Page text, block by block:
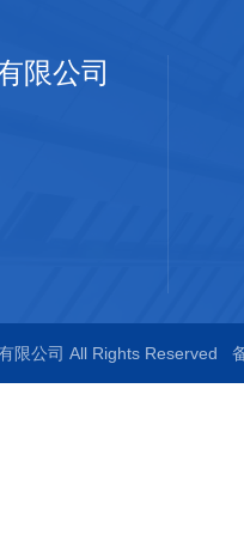
限公司
限公司 All Rights Reserved